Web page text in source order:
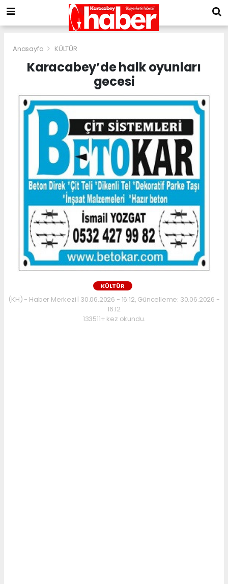
Anasayfa KÜLTÜR
Karacabey’de halk oyunları
gecesi
KÜLTÜR
(KH) - Haber Merkezi | 30.06.2026 - 16:12, Güncelleme: 30.06.2026 -
16:12
133511+ kez okundu.